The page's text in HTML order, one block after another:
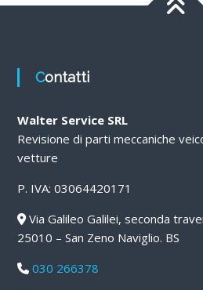
Contatti
Walter Service SRL
Revisione di parti meccaniche
vetture
P. IVA: 03064420171
Via Galileo Galilei, seconda
25010 – San Zeno Naviglio. BS
030 266378